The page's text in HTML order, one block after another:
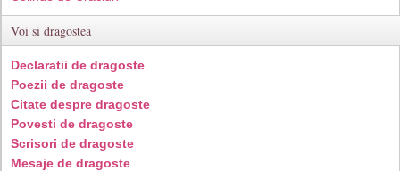
Voi si dragostea
Declaratii de dragoste
Poezii de dragoste
Citate despre dragoste
Povesti de dragoste
Scrisori de dragoste
Mesaje de dragoste